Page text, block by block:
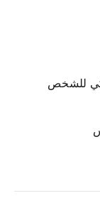
أمريكي للشخص